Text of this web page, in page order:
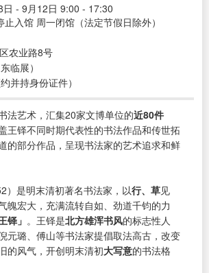
日 - 9月12日 9:00 - 17:30
入馆 周一闭馆（法定节假日除外）
农业路8号
临展）
并持身份证件）
法艺术，汇集20家文博单位的近80件
王铎不同时期代表性的书法作品和传世拓
的部分作品，呈现书法家的艺术追求和鲜
）是明末清初著名书法家，以行、草见
魄宏大，充满流转自如、劲道千钧的力
铎」 。王铎是北方雄浑书风的标志性人
元璐、傅山等书法家提倡取法高古，改变
的风气，开创明末清初大写意的书法格